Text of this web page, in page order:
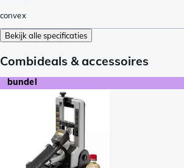
convex
Bekijk alle specificaties
Combideals & accessoires
bundel